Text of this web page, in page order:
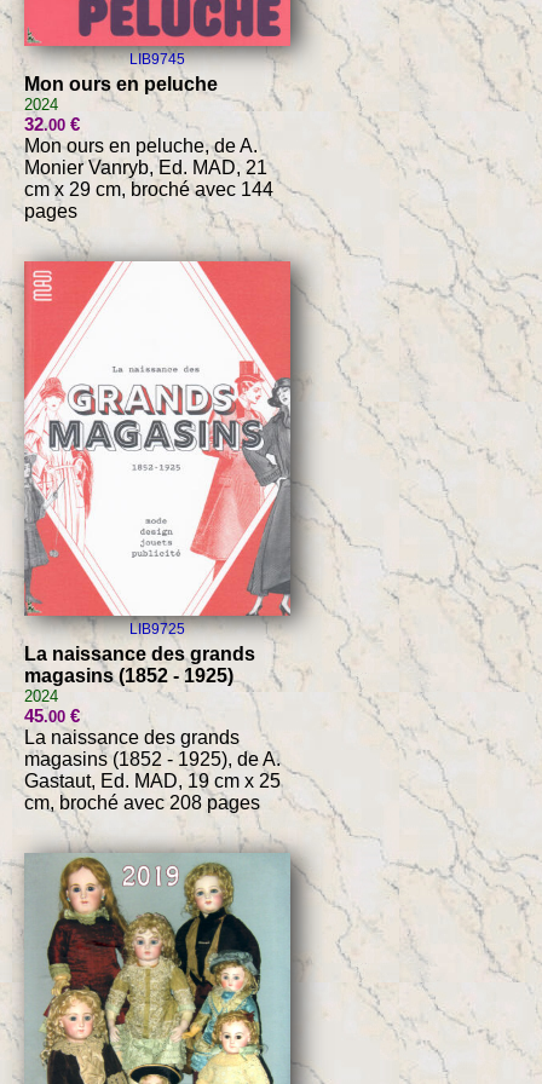
LIB9745
Mon ours en peluche
2024
32.00€
Mon ours en peluche, de A.
Monier Vanryb, Ed. MAD, 21
cm x 29 cm, broché avec 144
pages
LIB9725
La naissance des grands
magasins (1852 - 1925)
2024
45.00€
La naissance des grands
magasins (1852 - 1925), de A.
Gastaut, Ed. MAD, 19 cm x 25
cm, broché avec 208 pages